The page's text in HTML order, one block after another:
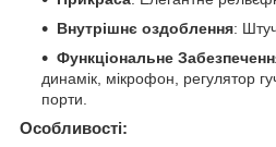
Внутрішнє оздоблення:
Функціональне
динамік, мікрофон, регулятор
порти.
Особливості: